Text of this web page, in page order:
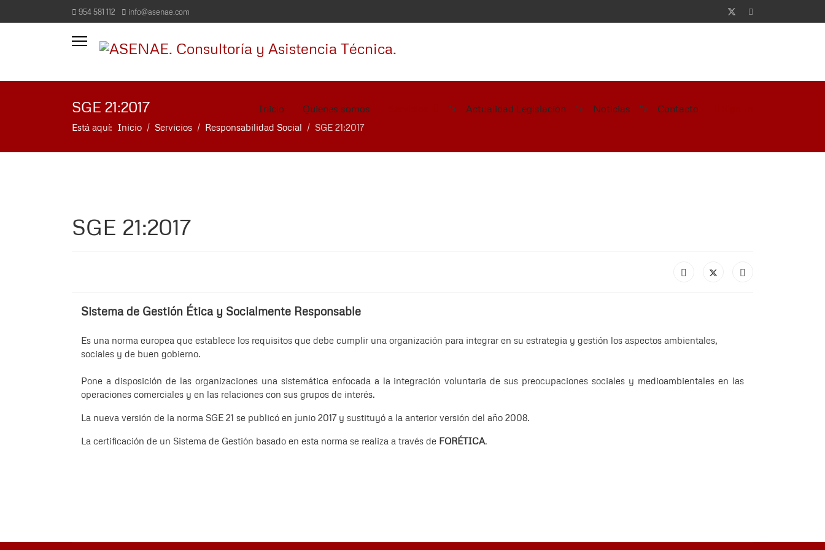
954 581 112 info@asenae.com
Inicio Quienes somos "> Actualidad Legislación "> Noticias "> Contacto
SGE 21:2017
Está aquí: Inicio Servicios Responsabilidad Social SGE 21:2017
SGE 21:2017
Sistema de Gestión Ética y Socialmente Responsable
Es una norma europea que establece los requisitos que debe cumplir una organización para integrar en su estrategia y gestión los aspectos ambientales,
sociales y de buen gobierno.
Pone a disposición de las organizaciones una sistemática enfocada a la integración voluntaria de sus preocupaciones sociales y medioambientales en las
operaciones comerciales y en las relaciones con sus grupos de interés.
La nueva versión de la norma SGE 21 se publicó en junio 2017 y sustituyó a la anterior versión del año 2008.
La certificación de un Sistema de Gestión basado en esta norma se realiza a través de FORÉTICA.